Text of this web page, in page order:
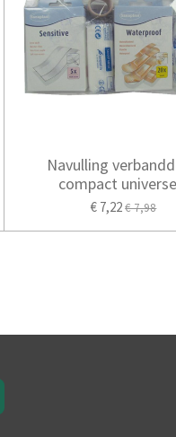
Navulling
compact
€ 7,22€ 7,98